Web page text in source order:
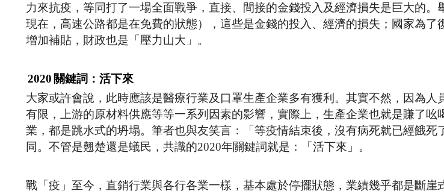
力來抗疫，等同打了一場全面戰爭，直接、間接的金錢投入及經濟損失是巨大的。
現在，高速公路都是在免費的狀態），這些是金錢的投入、經濟的損失；國家為了
增加補貼，財政也是「壓力山大」。
2020 關鍵詞：活下來
大家或許會說，此時應該是醫療行業及口罩生產企業多有獲利。其實不然，因為人
有限，上游的原材料供應等等一系列因素的影響，實際上，生產企業也就是賺了吆
業，都是跳水式的坍塌。筆者也與友笑言：「等疫情結束後，沒有病死就已經餓死
同。不管是翹楚還是蟻民，共識的2020年關鍵詞就是：「活下來」。
戰「疫」至今，直銷行業與各行各業一樣，基本處於停擺狀態，業績幾乎都是斷崖